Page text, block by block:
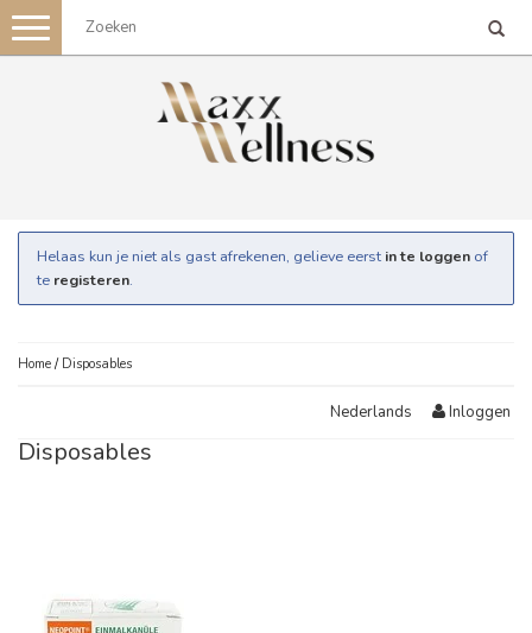
Toggle
navigation
Helaas kun je niet als gast afrekenen, gelieve eerst in te loggen of
te registeren.
Home / Disposables
Nederlands Inloggen
Disposables